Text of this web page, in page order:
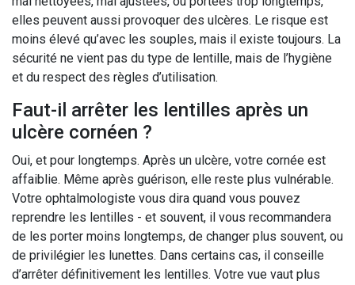
elles peuvent aussi provoquer des ulcères. Le risque est
moins élevé qu’avec les souples, mais il existe toujours. La
sécurité ne vient pas du type de lentille, mais de l’hygiène
et du respect des règles d’utilisation.
Faut-il arrêter les lentilles après un
ulcère cornéen ?
Oui, et pour longtemps. Après un ulcère, votre cornée est
affaiblie. Même après guérison, elle reste plus vulnérable.
Votre ophtalmologiste vous dira quand vous pouvez
reprendre les lentilles - et souvent, il vous recommandera
de les porter moins longtemps, de changer plus souvent, ou
de privilégier les lunettes. Dans certains cas, il conseille
d’arrêter définitivement les lentilles. Votre vue vaut plus